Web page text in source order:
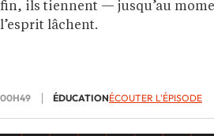
fin, ils tiennent — jusqu’au
l’esprit lâchent.
00H49 ÉDUCATIONÉCOUTER L'ÉPISODE